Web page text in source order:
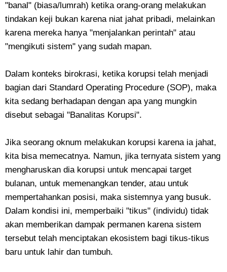
"banal" (biasa/lumrah) ketika orang-orang melakukan
tindakan keji bukan karena niat jahat pribadi, melainkan
karena mereka hanya "menjalankan perintah" atau
"mengikuti sistem" yang sudah mapan.
​Dalam konteks birokrasi, ketika korupsi telah menjadi
bagian dari Standard Operating Procedure (SOP), maka
kita sedang berhadapan dengan apa yang mungkin
disebut sebagai "Banalitas Korupsi".
​Jika seorang oknum melakukan korupsi karena ia jahat,
kita bisa memecatnya. Namun, jika ternyata sistem yang
mengharuskan dia korupsi untuk mencapai target
bulanan, untuk memenangkan tender, atau untuk
mempertahankan posisi, maka sistemnya yang busuk.
Dalam kondisi ini, memperbaiki "tikus" (individu) tidak
akan memberikan dampak permanen karena sistem
tersebut telah menciptakan ekosistem bagi tikus-tikus
baru untuk lahir dan tumbuh.